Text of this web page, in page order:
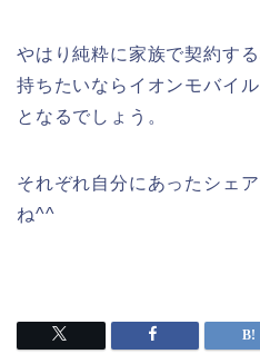
やはり純粋に家族で契約す
持ちたいならイオンモバイ
となるでしょう。
それぞれ自分にあったシェ
ね^^